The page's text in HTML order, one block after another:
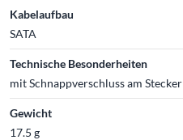
Kabelaufbau
SATA
Technische Besonderheiten
mit Schnappverschluss am Stecker
Gewicht
17.5 g